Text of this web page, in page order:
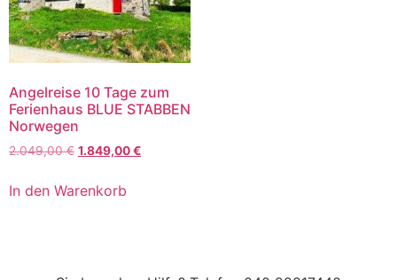
Angelreise 10 Tage zum
Ferienhaus BLUE STABBEN
Norwegen
2.049,00€ 1.849,00€
In den Warenkorb